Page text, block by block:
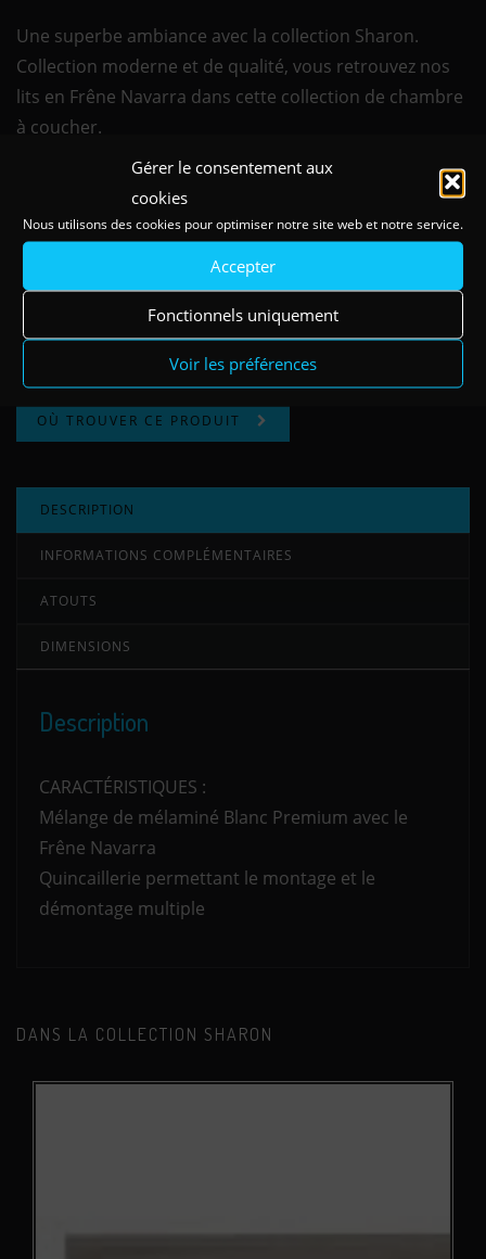
Gérer le consentement aux
cookies
Nous utilisons des cookies pour optimiser notre site web et notre service.
Accepter
Fonctionnels uniquement
Voir les préférences
Une superbe ambiance avec la collection Sharon.
Collection moderne et de qualité, vous retrouvez nos
lits en Frêne Navarra dans cette collection de chambre
à coucher.
Pour avoir du rangement dans votre chambre, on vous
propose un chiffonnier à 4 tiroirs en Frêne Navarra et
Blanc Premium.
UGS :SHAA41000N
Catégories :
Chiffonnier Design ,Sharon,Sharon - Frêne
OÙ TROUVER CE PRODUIT
DESCRIPTION
INFORMATIONS COMPLÉMENTAIRES
ATOUTS
DIMENSIONS
Description
CARACTÉRISTIQUES :
Mélange de mélaminé Blanc Premium avec le
Frêne Navarra
Quincaillerie permettant le montage et le
démontage multiple
DANS LA COLLECTION SHARON